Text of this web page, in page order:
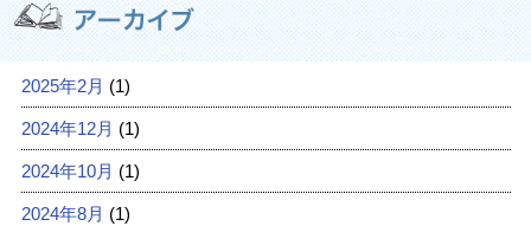
2025年2月 (1)
2024年12月 (1)
2024年10月 (1)
2024年8月 (1)